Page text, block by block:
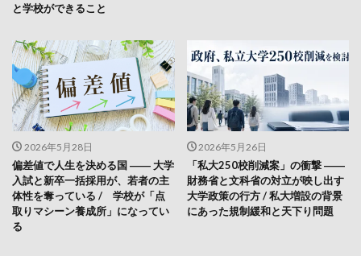
と学校ができること
2026年5月28日
偏差値で人生を決める国 ―― 大学
入試と新卒一括採用が、若者の主
体性を奪っている / 学校が「点
取りマシーン養成所」になってい
る
2026年5月26日
「私大250校削減案」の衝撃 ――
財務省と文科省の対立が映し出す
大学政策の行方 / 私大増設の背景
にあった規制緩和と天下り問題